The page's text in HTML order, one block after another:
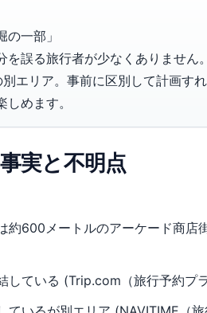
の一部」
を誤る旅行者が少なくありません
エリア。事前に区別して計画す
めます。
実と不明点
約600メートルのアーケード商店
している (Trip.com（旅行予約プ